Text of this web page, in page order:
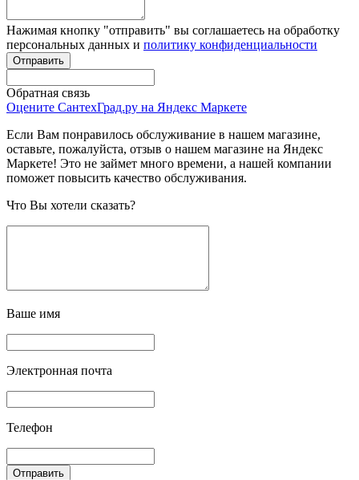
Нажимая кнопку "отправить" вы соглашаетесь на обработку
персональных данных и политику конфиденциальности
Обратная связь
Оцените СантехГрад.ру на Яндекс Маркете
Если Вам понравилось обслуживание в нашем магазине,
оставьте, пожалуйста, отзыв о нашем магазине на Яндекс
Маркете! Это не займет много времени, а нашей компании
поможет повысить качество обслуживания.
Что Вы хотели сказать?
Ваше имя
Электронная почта
Телефон